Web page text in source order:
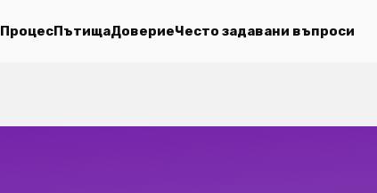
ПроцесПътищаДовериеЧесто задавани въпроси